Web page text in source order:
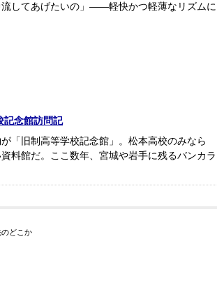
してあげたいの」――軽快かつ軽薄なリズムに
念館訪問記
「旧制高等学校記念館」。松本高校のみなら
料館だ。ここ数年、宮城や岩手に残るバンカラ
どこか